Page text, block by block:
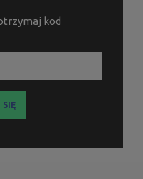
kod
SIĘ